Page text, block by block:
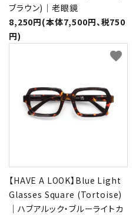
ブラウン)｜老眼鏡
8,250円(本体7,500円、税750
円)
【HAVE A LOOK】Blue Light
Glasses Square (Tortoise)
｜ハブアルック・ブルーライトカ
favorite